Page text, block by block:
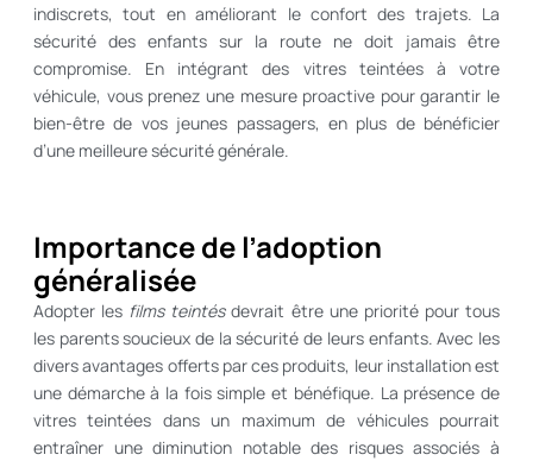
indiscrets, tout en améliorant le confort des trajets. La
sécurité des enfants sur la route ne doit jamais être
compromise. En intégrant des vitres teintées à votre
véhicule, vous prenez une mesure proactive pour garantir le
bien-être de vos jeunes passagers, en plus de bénéficier
d’une meilleure sécurité générale.
Importance de l’adoption
généralisée
Adopter les films teintésdevrait être une priorité pour tous
les parents soucieux de la sécurité de leurs enfants. Avec les
divers avantages offerts par ces produits, leur installation est
une démarche à la fois simple et bénéfique. La présence de
vitres teintées dans un maximum de véhicules pourrait
entraîner une diminution notable des risques associés à